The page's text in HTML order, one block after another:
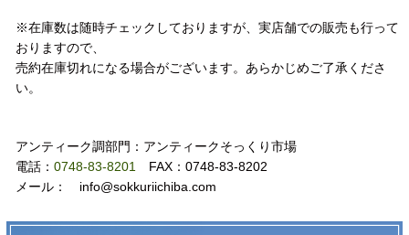
※在庫数は随時チェックしておりますが、実店舗での販売も行って
おりますので、
売約在庫切れになる場合がございます。あらかじめご了承くださ
い。
アンティーク調部門：アンティークそっくり市場
電話： 0748-83-8201 FAX：0748-83-8202
メール： info@sokkuriichiba.com